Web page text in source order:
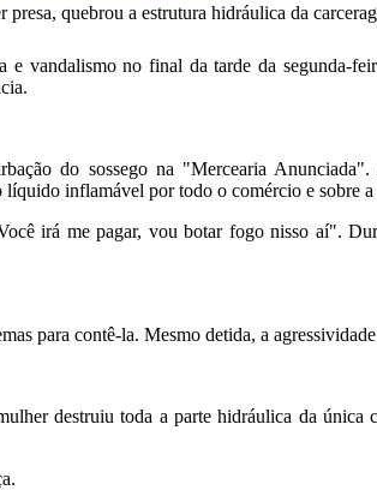
quebrou a estrutura hidráulica da
vandalismo no final da tarde da segunda-
do sossego na "Mercearia
inflamável por todo o comércio e sobre
irá me pagar, vou botar fogo nisso aí".
para contê-la. Mesmo detida, a
destruiu toda a parte hidráulica da